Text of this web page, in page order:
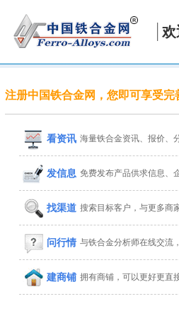
欢
注册中国铁合金网，您即可享受完
看资讯 海量铁合金资讯、报价、
发信息 免费发布产品供求信息、
找渠道 搜索目标客户，与更多商
问行情 与铁合金分析师在线交流
建商铺 拥有商铺，可以更好更直